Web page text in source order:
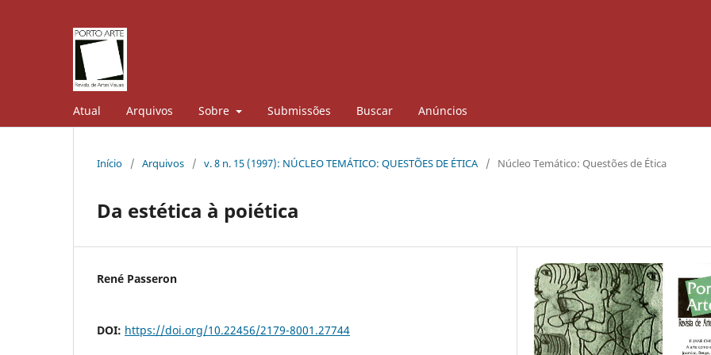
Atual Arquivos Sobre Submissões Buscar Anúncios
Início / Arquivos / v. 8 n. 15 (1997): NÚCLEO TEMÁTICO: QUESTÕES DE ÉTICA / Núcleo Temático: Questões de Ética
Da estética à poiética
René Passeron
DOI: https://doi.org/10.22456/2179-8001.27744